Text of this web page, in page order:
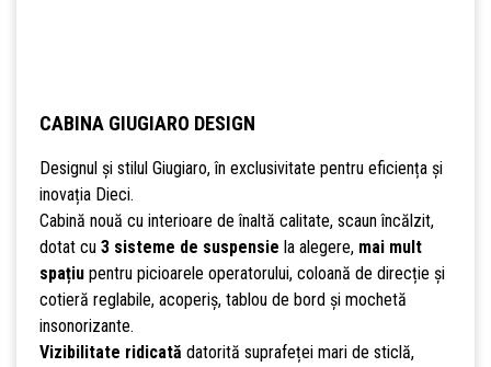
CABINA GIUGIARO DESIGN
Designul și stilul Giugiaro, în exclusivitate pentru eficiența și
inovația Dieci.
Cabină nouă cu interioare de înaltă calitate, scaun încălzit,
dotat cu 3 sisteme de suspensie la alegere, mai mult
spațiupentru picioarele operatorului, coloană de direcție și
cotieră reglabile, acoperiș, tablou de bord și mochetă
insonorizante.
Vizibilitate ridicată datorită suprafeței mari de sticlă,